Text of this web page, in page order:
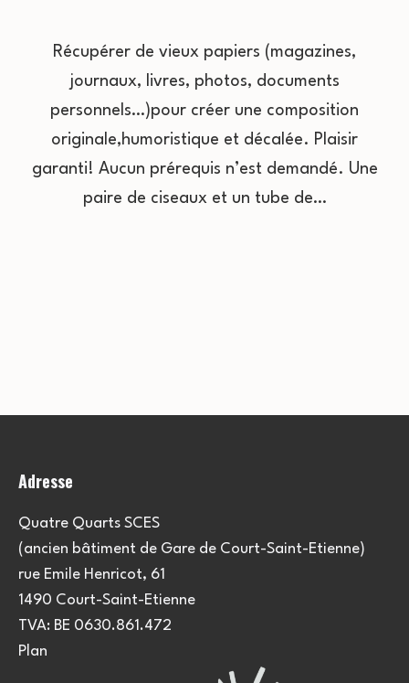
Récupérer de vieux papiers (magazines,
journaux, livres, photos, documents
personnels…)pour créer une composition
originale,humoristique et décalée. Plaisir
garanti! Aucun prérequis n’est demandé. Une
paire de ciseaux et un tube de…
Adresse
Quatre Quarts SCES
(ancien bâtiment de Gare de Court-Saint-Etienne)
rue Emile Henricot, 61
1490 Court-Saint-Etienne
TVA: BE 0630.861.472
Plan